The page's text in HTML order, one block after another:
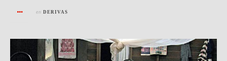
en DERIVAS